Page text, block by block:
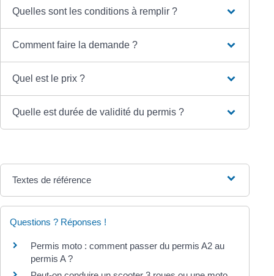
Quelles sont les conditions à remplir ?
Comment faire la demande ?
Quel est le prix ?
Quelle est durée de validité du permis ?
Textes de référence
Questions ? Réponses !
Permis moto : comment passer du permis A2 au
permis A ?